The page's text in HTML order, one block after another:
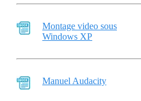
Montage video sous
Windows XP
Manuel Audacity